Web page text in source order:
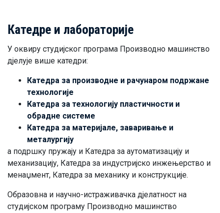
Катедре и лабораторије
У оквиру студијског програма Производно машинство
дјелује више катедри:
Катедра за производне и рачунаром подржане
технологије
Катедра за технологију пластичности и
обрадне системе
Катедра за материјале, заваривање и
металургију
а подршку пружају и Катедра за аутоматизацију и
механизацију, Катедра за индустријско инжењерство и
менаџмент, Катедра за механику и конструкције.
Образовна и научно-истраживачка дјелатност на
студијском програму Производно машинство